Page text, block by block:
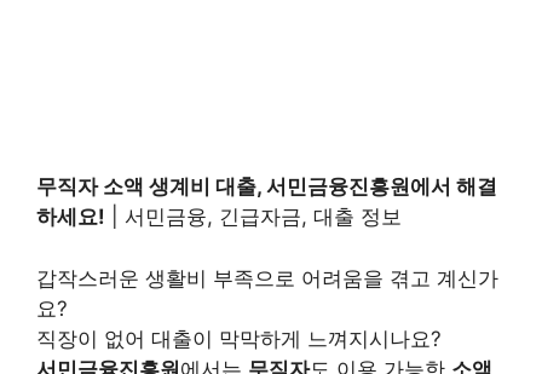
무직자 소액 생계비 대출, 서민금융진흥원에서 해결
하세요! | 서민금융, 긴급자금, 대출 정보
갑작스러운 생활비 부족으로 어려움을 겪고 계신가
요?
직장이 없어 대출이 막막하게 느껴지시나요?
서민금융진흥원에서는 무직자도 이용 가능한 소액